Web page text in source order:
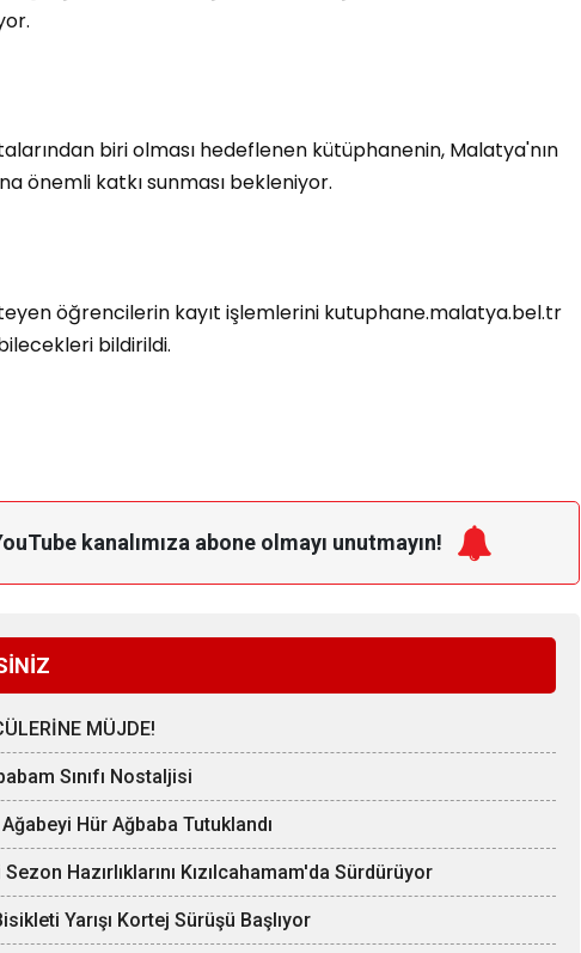
biri olması hedeflenen kütüphanenin, Malatya'nın
önemli katkı sunması bekleniyor.
öğrencilerin kayıt işlemlerini kutuphane.malatya.bel.tr
bildirildi.
kanalımıza abone olmayı unutmayın!
MÜJDE!
Sınıfı Nostaljisi
Hür Ağbaba Tutuklandı
Hazırlıklarını Kızılcahamam'da Sürdürüyor
Yarışı Kortej Sürüşü Başlıyor